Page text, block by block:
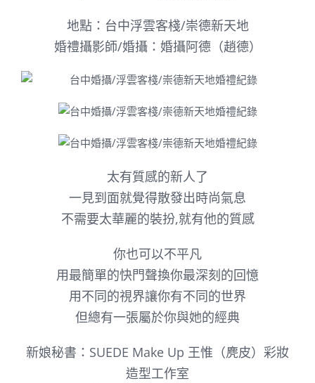
地點：台中浮雲客棧/崇德新天地
婚禮攝影師/婚攝：婚攝阿德（趙德）
太有質感的新人了
一見到面就覺得散發出時尚氣息
不需要太華麗的裝扮,就有他的質感
你也可以不平凡
用最簡單的快門聲換你最深刻的回憶
用不同的視界讓你有不同的世界
但總有一張屬於你與她的經典
新娘秘書： SUEDE Make Up 王惟（麂皮）彩妝
造型工作室